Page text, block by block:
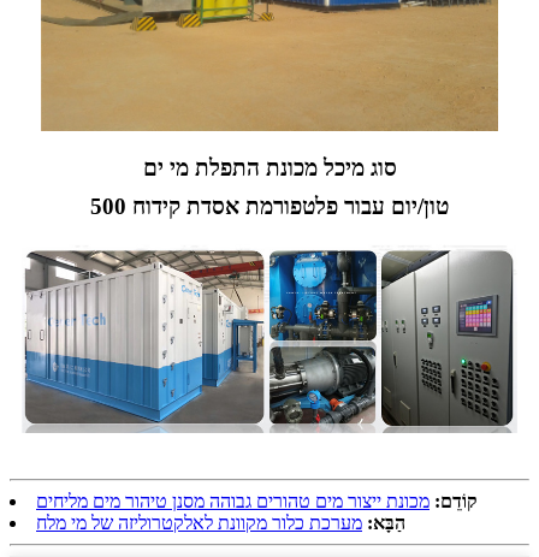
סוג מיכל מכונת התפלת מי ים
500 טון/יום עבור פלטפורמת אסדת קידוח
קוֹדֵם: מכונת ייצור מים טהורים גבוהה מסנן טיהור מים מליחים
הַבָּא: מערכת כלור מקוונת לאלקטרוליזה של מי מלח